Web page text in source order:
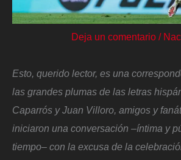
Deja un comentario /
Esto, querido lector, es una
las grandes plumas de las letras
Caparrós y Juan Villoro, amigos y
iniciaron una conversación –íntima y
tiempo– con la excusa de la